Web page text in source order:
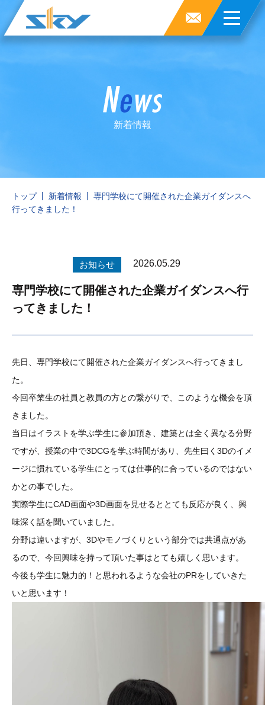
新着情報
トップ 新着情報
専門学校にて開催された企業ガイダンスへ
行ってきました！
お知らせ 2026.05.29
専門学校にて開催された企業ガイダンスへ行
ってきました！
先日、専門学校にて開催された企業ガイダンスへ行ってきまし
た。
今回卒業生の社員と教員の方との繋がりで、このような機会を頂
きました。
当日はイラストを学ぶ学生に参加頂き、建築とは全く異なる分野
ですが、授業の中で3DCGを学ぶ時間があり、先生曰く3Dのイメ
ージに慣れている学生にとっては仕事的に合っているのではない
かとの事でした。
実際学生にCAD画面や3D画面を見せるととても反応が良く、興
味深く話を聞いていました。
分野は違いますが、3Dやモノづくりという部分では共通点があ
るので、今回興味を持って頂いた事はとても嬉しく思います。
今後も学生に魅力的！と思われるような会社のPRをしていきた
いと思います！